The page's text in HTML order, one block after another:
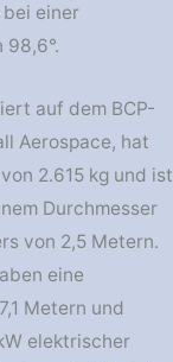
einer
98,6°.
auf dem BCP-
Aerospace, hat
2.615 kg und ist
Durchmesser
von 2,5 Metern.
eine
Metern und
elektrischer